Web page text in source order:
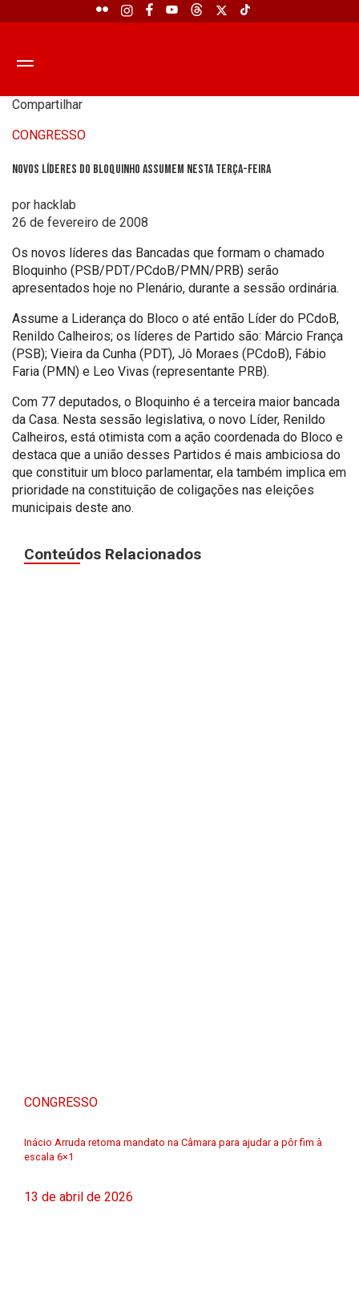
Compartilhar
CONGRESSO
Novos Líderes do Bloquinho assumem nesta terça-feira
por hacklab
26 de fevereiro de 2008
Os novos líderes das Bancadas que formam o chamado
Bloquinho (PSB/PDT/PCdoB/PMN/PRB) serão
apresentados hoje no Plenário, durante a sessão ordinária.
Assume a Liderança do Bloco o até então Líder do PCdoB,
Renildo Calheiros; os líderes de Partido são: Márcio França
(PSB); Vieira da Cunha (PDT), Jô Moraes (PCdoB), Fábio
Faria (PMN) e Leo Vivas (representante PRB).
Com 77 deputados, o Bloquinho é a terceira maior bancada
da Casa. Nesta sessão legislativa, o novo Líder, Renildo
Calheiros, está otimista com a ação coordenada do Bloco e
destaca que a união desses Partidos é mais ambiciosa do
que constituir um bloco parlamentar, ela também implica em
prioridade na constituição de coligações nas eleições
municipais deste ano.
Conteúdos Relacionados
CONGRESSO
Inácio Arruda retoma mandato na Câmara para ajudar a pôr fim à
escala 6×1
13 de abril de 2026